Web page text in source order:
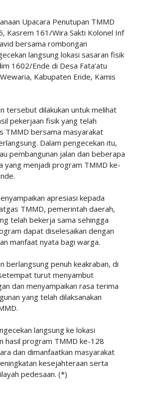
Upacara Penutupan TMMD
Kasrem 161/Wira Sakti Kolonel Inf
bersama rombongan
langsung lokasi sasaran fisik
1602/Ende di Desa Fata’atu
Kabupaten Ende, Kamis
tersebut dilakukan untuk melihat
pekerjaan fisik yang telah
TMMD bersama masyarakat
Dalam pengecekan itu,
pembangunan jalan dan beberapa
yang menjadi program TMMD ke-
apresiasi kepada
TMMD, pemerintah daerah,
telah bekerja sama sehingga
dapat diselesaikan dengan
manfaat nyata bagi warga.
berlangsung penuh keakraban, di
turut menyambut
dan menyampaikan rasa terima
yang telah dilaksanakan
langsung ke lokasi
hasil program TMMD ke-128
dan dimanfaatkan masyarakat
kesejahteraan serta
pedesaan. (*)